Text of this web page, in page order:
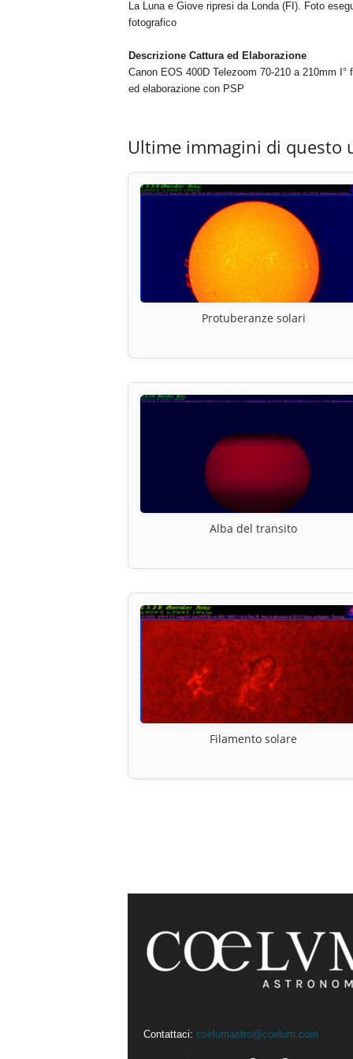
La Luna e Giove ripresi da Londa (FI). Foto
fotografico
Descrizione Cattura ed Elaborazione
Canon EOS 400D Telezoom 70-210 a 210mm
ed elaborazione con PSP
Ultime immagini di questo
Protuberanze solari
Alba del transito
Filamento solare
Contattaci: coelumastro@coelum.com